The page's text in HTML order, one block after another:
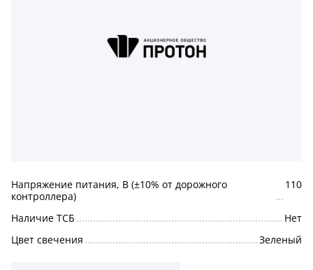
Напряжение питания, В (±10% от дорожного
контроллера)
110
Наличие ТСБ
Нет
Цвет свечения
Зеленый